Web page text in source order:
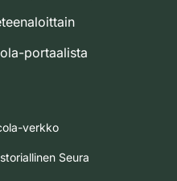
portaalista
verkko
Seura